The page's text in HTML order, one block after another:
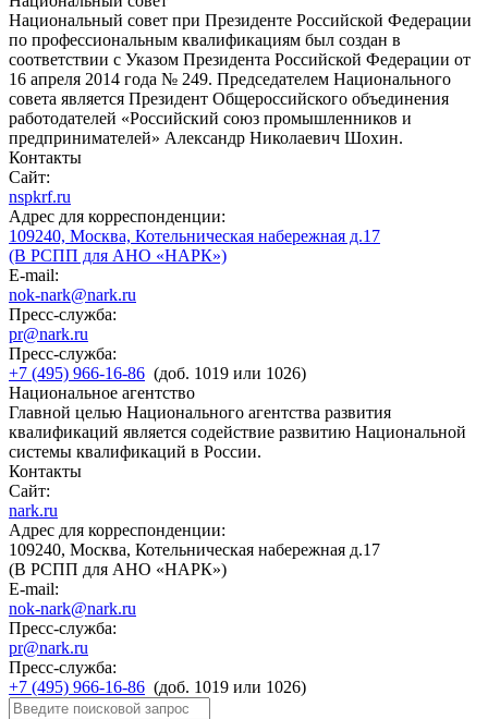
Национальный совет при Президенте Российской Федерации
по профессиональным квалификациям был создан в
соответствии с Указом Президента Российской Федерации от
16 апреля 2014 года № 249. Председателем Национального
совета является Президент Общероссийского объединения
работодателей «Российский союз промышленников и
предпринимателей» Александр Николаевич Шохин.
Контакты
Сайт:
nspkrf.ru
Адрес для корреспонденции:
109240, Москва, Котельническая набережная д.17
(В РСПП для АНО «НАРК»)
E-mail:
nok-nark@nark.ru
Пресс-служба:
pr@nark.ru
Пресс-служба:
+7 (495) 966-16-86 (доб. 1019 или 1026)
Национальное агентство
Главной целью Национального агентства развития
квалификаций является содействие развитию Национальной
системы квалификаций в России.
Контакты
Сайт:
nark.ru
Адрес для корреспонденции:
109240, Москва, Котельническая набережная д.17
(В РСПП для АНО «НАРК»)
E-mail:
nok-nark@nark.ru
Пресс-служба:
pr@nark.ru
Пресс-служба:
+7 (495) 966-16-86 (доб. 1019 или 1026)